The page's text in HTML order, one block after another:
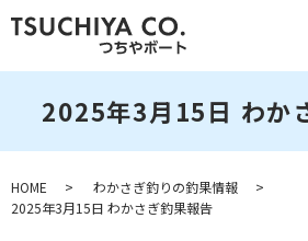
2025年3月15日 わか
HOME
わかさぎ釣りの釣果情報
2025年3月15日 わかさぎ釣果報告